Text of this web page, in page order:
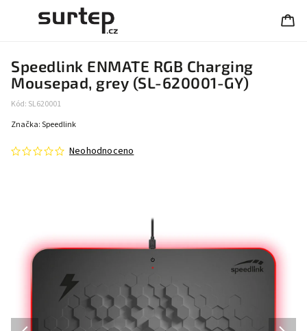
Speedlink ENMATE RGB Charging
Mousepad, grey (SL-620001-GY)
Kód: SL620001
Neohodnoceno
Značka:Speedlink